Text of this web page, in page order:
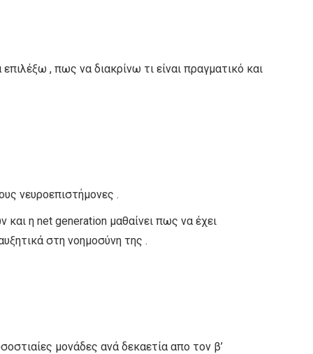
, πως να διακρίνω τι είναι πραγματικό και
νευροεπιστήμονες .
η net generation μαθαίνει πως να έχει
στη νοημοσύνη της .
μονάδες ανά δεκαετία απο τον β’